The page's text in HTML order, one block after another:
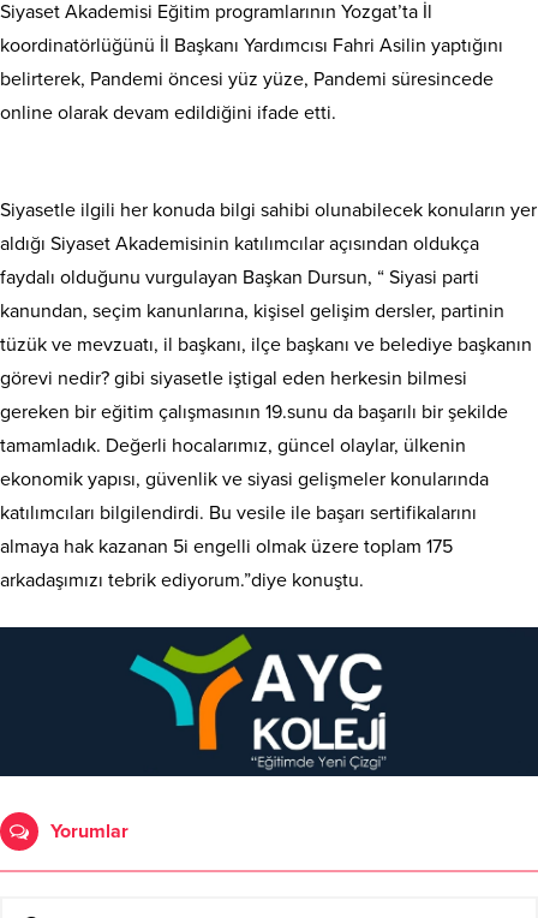
Siyaset Akademisi Eğitim programlarının Yozgat’ta İl
koordinatörlüğünü İl Başkanı Yardımcısı Fahri Asilin yaptığını
belirterek, Pandemi öncesi yüz yüze, Pandemi süresincede
online olarak devam edildiğini ifade etti.
Siyasetle ilgili her konuda bilgi sahibi olunabilecek konuların yer
aldığı Siyaset Akademisinin katılımcılar açısından oldukça
faydalı olduğunu vurgulayan Başkan Dursun, “ Siyasi parti
kanundan, seçim kanunlarına, kişisel gelişim dersler, partinin
tüzük ve mevzuatı, il başkanı, ilçe başkanı ve belediye başkanın
görevi nedir? gibi siyasetle iştigal eden herkesin bilmesi
gereken bir eğitim çalışmasının 19.sunu da başarılı bir şekilde
tamamladık. Değerli hocalarımız, güncel olaylar, ülkenin
ekonomik yapısı, güvenlik ve siyasi gelişmeler konularında
katılımcıları bilgilendirdi. Bu vesile ile başarı sertifikalarını
almaya hak kazanan 5i engelli olmak üzere toplam 175
arkadaşımızı tebrik ediyorum.”diye konuştu.
Yorumlar